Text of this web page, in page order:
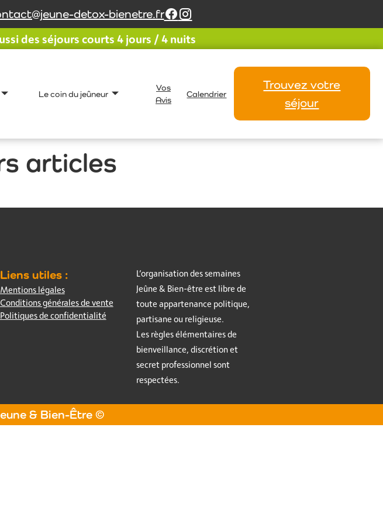
detox-bienetre.fr
des séjours courts 4 jours / 4 nuits
Le coin du jeûneur
Vos
Avis
Calendrier
Trouvez votre
séjour
articles
Liens utiles :
Mentions légales
Conditions générales de vente
Politiques de confidentialité
L’organisation des semaines
Jeûne & Bien-être est libre de
toute appartenance politique,
partisane ou religieuse.
Les règles élémentaires de
bienveillance, discrétion et
secret professionnel sont
respectées.
& Bien-Être ©